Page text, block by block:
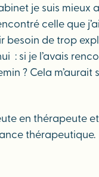
je suis mieux
celle que
besoin de trop
: si je l’avais
? Cela
en thérapeute
thérapeutique.